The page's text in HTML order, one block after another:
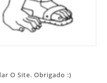
O Site. Obrigado :)